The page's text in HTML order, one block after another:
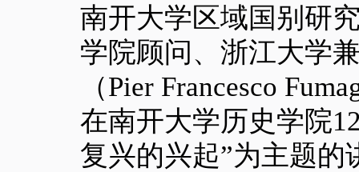
南开大学区域国别研
学院顾问、浙江大学
（Pier Francesco
在南开大学历史学院
复兴的兴起”为主题